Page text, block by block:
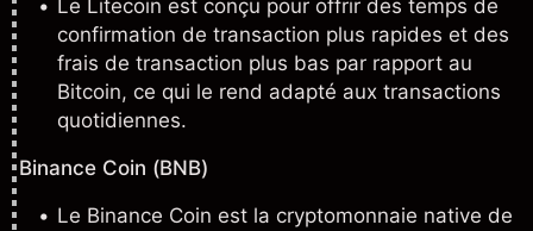
Le Litecoin est conçu pour offrir des temps de
confirmation de transaction plus rapides et des
frais de transaction plus bas par rapport au
Bitcoin, ce qui le rend adapté aux transactions
quotidiennes.
Binance Coin (BNB)
Le Binance Coin est la cryptomonnaie native de